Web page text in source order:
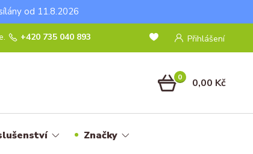
od 11.8.2026
Přihlášení
+420 735 040 893
0 0,00 Kč
Značky